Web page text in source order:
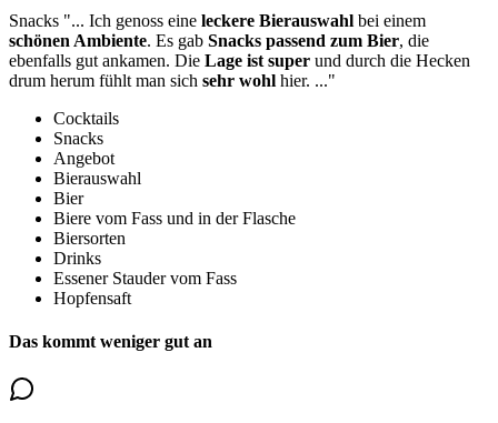
Snacks "... Ich genoss eine leckere Bierauswahl bei einem
schönen Ambiente. Es gab Snacks passend zum Bier, die
ebenfalls gut ankamen. Die Lage ist super und durch die Hecken
drum herum fühlt man sich sehr wohl hier. ..."
Cocktails
Snacks
Angebot
Bierauswahl
Bier
Biere vom Fass und in der Flasche
Biersorten
Drinks
Essener Stauder vom Fass
Hopfensaft
Das kommt weniger gut an